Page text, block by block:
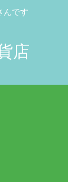
んです
店